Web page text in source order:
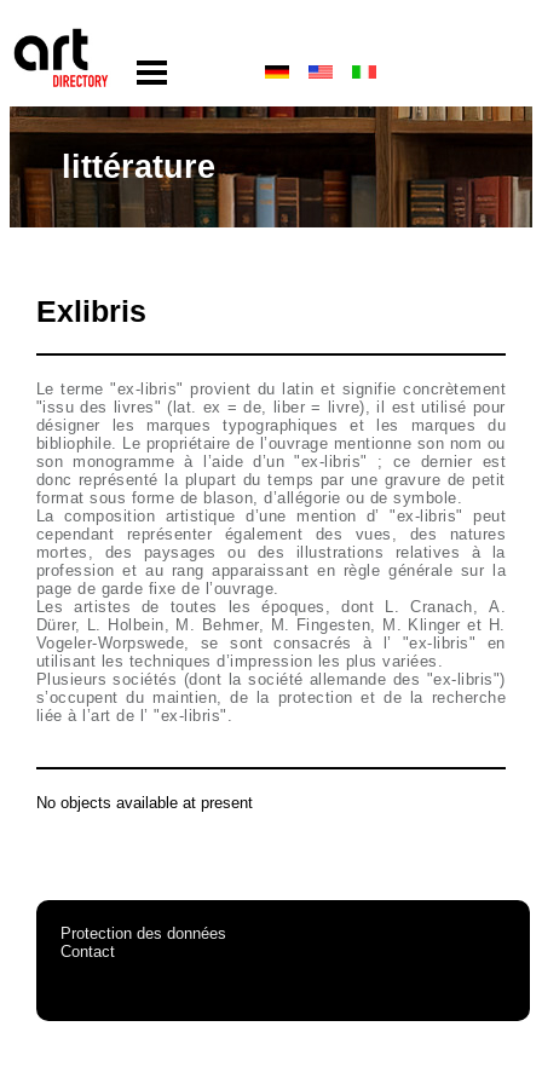
littérature
Exlibris
Le terme "ex-libris" provient du latin et signifie concrètement
"issu des livres" (lat. ex = de, liber = livre), il est utilisé pour
désigner les marques typographiques et les marques du
bibliophile. Le propriétaire de l’ouvrage mentionne son nom ou
son monogramme à l’aide d’un "ex-libris" ; ce dernier est
donc représenté la plupart du temps par une gravure de petit
format sous forme de blason, d’allégorie ou de symbole.
La composition artistique d’une mention d’ "ex-libris" peut
cependant représenter également des vues, des natures
mortes, des paysages ou des illustrations relatives à la
profession et au rang apparaissant en règle générale sur la
page de garde fixe de l’ouvrage.
Les artistes de toutes les époques, dont L. Cranach, A.
Dürer, L. Holbein, M. Behmer, M. Fingesten, M. Klinger et H.
Vogeler-Worpswede, se sont consacrés à l’ "ex-libris" en
utilisant les techniques d’impression les plus variées.
Plusieurs sociétés (dont la société allemande des "ex-libris")
s’occupent du maintien, de la protection et de la recherche
liée à l’art de l’ "ex-libris".
No objects available at present
Protection des données
Contact